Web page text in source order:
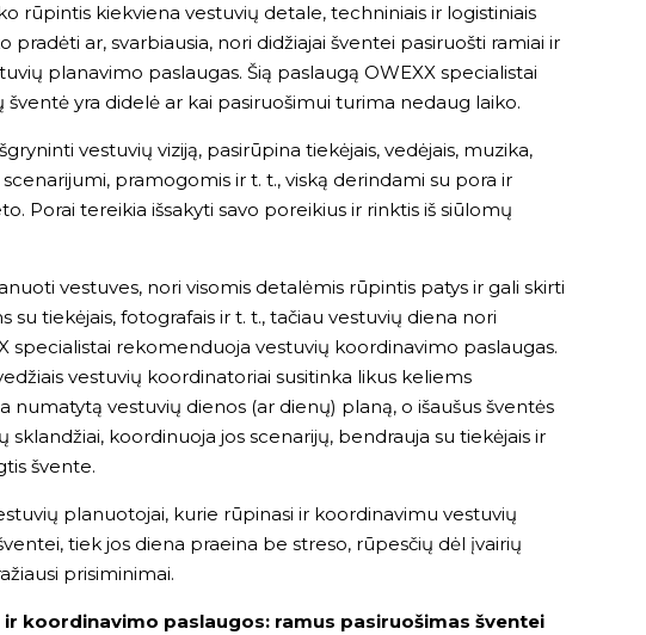
rūpintis kiekviena vestuvių detale, techniniais ir logistiniais
pradėti ar, svarbiausia, nori didžiajai šventei pasiruošti ramiai ir
planavimo paslaugas. Šią paslaugą OWEXX specialistai
šventė yra didelė ar kai pasiruošimui turima nedaug laiko.
vestuvių viziją, pasirūpina tiekėjais, vedėjais, muzika,
pramogomis ir t. t., viską derindami su pora ir
Porai tereikia išsakyti savo poreikius ir rinktis iš siūlomų
vestuves, nori visomis detalėmis rūpintis patys ir gali skirti
su tiekėjais, fotografais ir t. t., tačiau vestuvių diena nori
specialistai rekomenduoja vestuvių koordinavimo paslaugas.
vestuvių koordinatoriai susitinka likus keliems
numatytą vestuvių dienos (ar dienų) planą, o išaušus šventės
sklandžiai, koordinuoja jos scenarijų, bendrauja su tiekėjais ir
švente.
planuotojai, kurie rūpinasi ir koordinavimu vestuvių
tiek jos diena praeina be streso, rūpesčių dėl įvairių
prisiminimai.
ir koordinavimo paslaugos: ramus pasiruošimas šventei